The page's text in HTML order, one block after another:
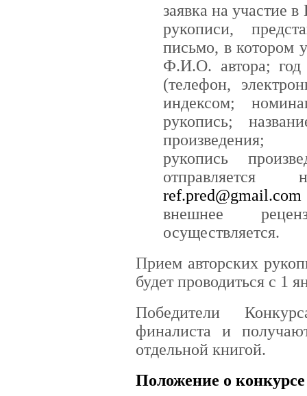
заявка на участие
рукописи,
письмо, в котором
Ф.И.О. автора; год
(телефон,
индексом;
рукопись;
произведения;
рукопись
ref.pred@gmail.com
внешнее
осуществляется.
Прием авторских
будет проводиться с 1
Победители
финалиста и
отдельной книгой.
Положение о